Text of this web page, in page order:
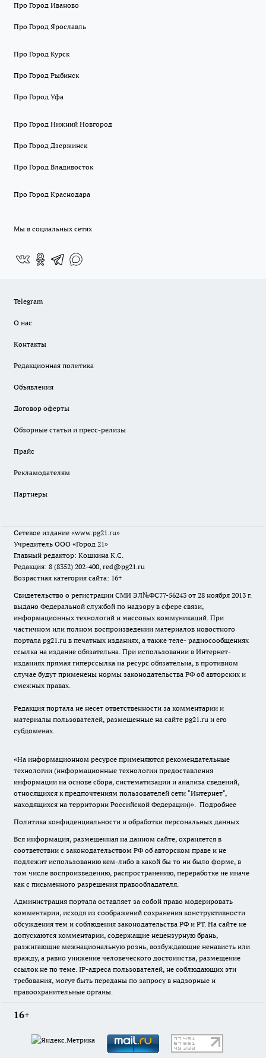
Про Город Иваново
Про Город Ярославль
Про Город Курск
Про Город Рыбинск
Про Город Уфа
Про Город Нижний Новгород
Про Город Дзержинск
Про Город Владивосток
Про Город Краснодара
Мы в социальных сетях
Telegram
О нас
Контакты
Редакционная политика
Объявления
Договор оферты
Обзорные статьи и пресс-релизы
Прайс
Рекламодателям
Партнеры
Сетевое издание «www.pg21.ru»
Учредитель ООО «Город 21»
Главный редактор: Кошкина К.С.
Редакция: 8 (8352) 202-400, red@pg21.ru
Возрастная категория сайта: 16+
Свидетельство о регистрации СМИ ЭЛ№ФС77-56243 от 28 ноября 2013 г.
выдано Федеральной службой по надзору в сфере связи,
информационных технологий и массовых коммуникаций. При
частичном или полном воспроизведении материалов новостного
портала pg21.ru в печатных изданиях, а также теле- радиосообщениях
ссылка на издание обязательна. При использовании в Интернет-
изданиях прямая гиперссылка на ресурс обязательна, в противном
случае будут применены нормы законодательства РФ об авторских и
смежных правах.
Редакция портала не несет ответственности за комментарии и
материалы пользователей, размещенные на сайте pg21.ru и его
субдоменах.
«На информационном ресурсе применяются рекомендательные
технологии (информационные технологии предоставления
информации на основе сбора, систематизации и анализа сведений,
относящихся к предпочтениям пользователей сети "Интернет",
находящихся на территории Российской Федерации)». Подробнее
Политика конфиденциальности и обработки персональных данных
Вся информация, размещенная на данном сайте, охраняется в
соответствии с законодательством РФ об авторском праве и не
подлежит использованию кем-либо в какой бы то ни было форме, в
том числе воспроизведению, распространению, переработке не иначе
как с письменного разрешения правообладателя.
Администрация портала оставляет за собой право модерировать
комментарии, исходя из соображений сохранения конструктивности
обсуждения тем и соблюдения законодательства РФ и РТ. На сайте не
допускаются комментарии, содержащие нецензурную брань,
разжигающие межнациональную рознь, возбуждающие ненависть или
вражду, а равно унижение человеческого достоинства, размещение
ссылок не по теме. IP-адреса пользователей, не соблюдающих эти
требования, могут быть переданы по запросу в надзорные и
правоохранительные органы.
16+